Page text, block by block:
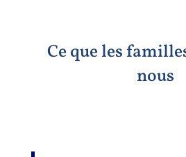
Ce que les
nous